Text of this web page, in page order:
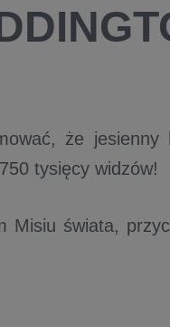
że
tysięcy widzów!
Misiu świata,